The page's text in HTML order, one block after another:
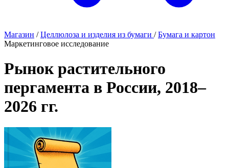
Магазин / Целлюлоза и изделия из бумаги / Бумага и картон
Маркетинговое исследование
Рынок растительного
пергамента в России, 2018–
2026 гг.